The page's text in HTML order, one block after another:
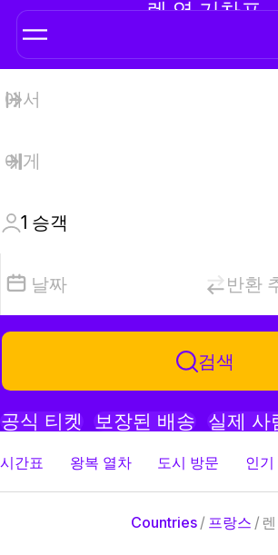
렌 역 기차표
1 승객
날짜 반환
검색
공식 티켓 보장된 배송 실제 사
시간표 왕복 열차 도시 방문 인기
Countries/ 프랑스/ 렌